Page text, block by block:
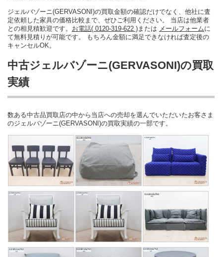
ジェルバゾーニ(GERVASONI)の買取金額の確認だけでなく、他社に査
定依頼した家具の価格比較まで、ぜひご利用ください。 当店は他業者
との相見積歓迎です。 お電話( 0120-319-622 ) または メールフォームに
て無料見積りが可能です。 もちろん金額に満足できなければ査定後の
キャンセルOK。
中古ジェルバゾーニ(GERVASONI)の買取
実績
数ある中古品買取店の中から当店への売却を選んでいただいたお客さま
のジェルバゾーニ(GERVASONI)の買取実績の一部です。